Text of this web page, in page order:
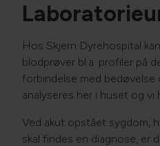
Hos Skjern Dyrehospital
blodprøver bl.a. profiler på
forbindelse med bedøvelse
analyseres her i huset og vi
Ved akut opstået sygdom,
skal findes en diagnose, er